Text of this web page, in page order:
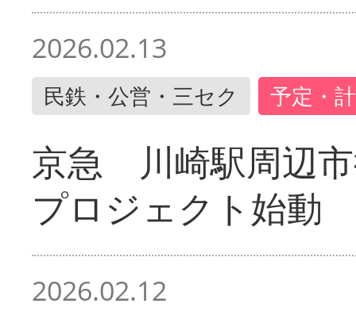
2026.02.13
民鉄・公営・三セク 予定・
京急 川崎駅周辺
プロジェクト始動
2026.02.12